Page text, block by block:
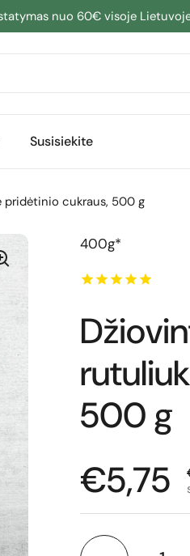
nuo 60€ visoje
Susisiekite
pridėtinio cukraus, 500 g
400g*
500 g
€5,75
Kiekis